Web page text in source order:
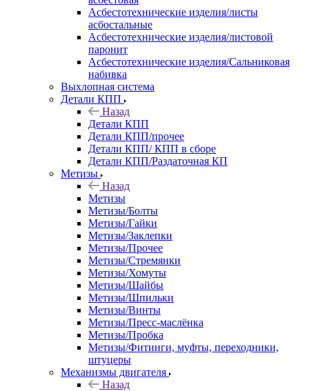
Асбестотехнические изделия/листы
асбостальные
Асбестотехнические изделия/листовой
паронит
Асбестотехнические изделия/Сальниковая
набивка
Выхлопная система
Детали КПП
Назад
Детали КПП
Детали КПП/прочее
Детали КПП/ КПП в сборе
Детали КПП/Раздаточная КП
Метизы
Назад
Метизы
Метизы/Болты
Метизы/Гайки
Метизы/Заклепки
Метизы/Прочее
Метизы/Стремянки
Метизы/Хомуты
Метизы/Шайбы
Метизы/Шпильки
Метизы/Винты
Метизы/Пресс-маслёнка
Метизы/Пробка
Метизы/Фитинги, муфты, переходники,
штуцеры
Механизмы двигателя
Назад